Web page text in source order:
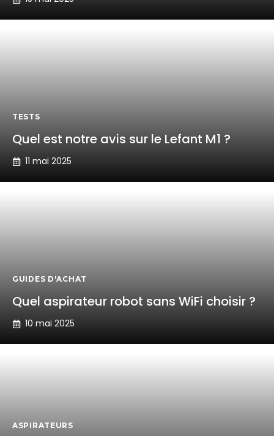
TESTS
Quel est notre avis sur le Lefant M1 ?
11 mai 2025
GUIDES D'ACHAT
Quel aspirateur robot sans WiFi choisir ?
10 mai 2025
ASPIRATEURS